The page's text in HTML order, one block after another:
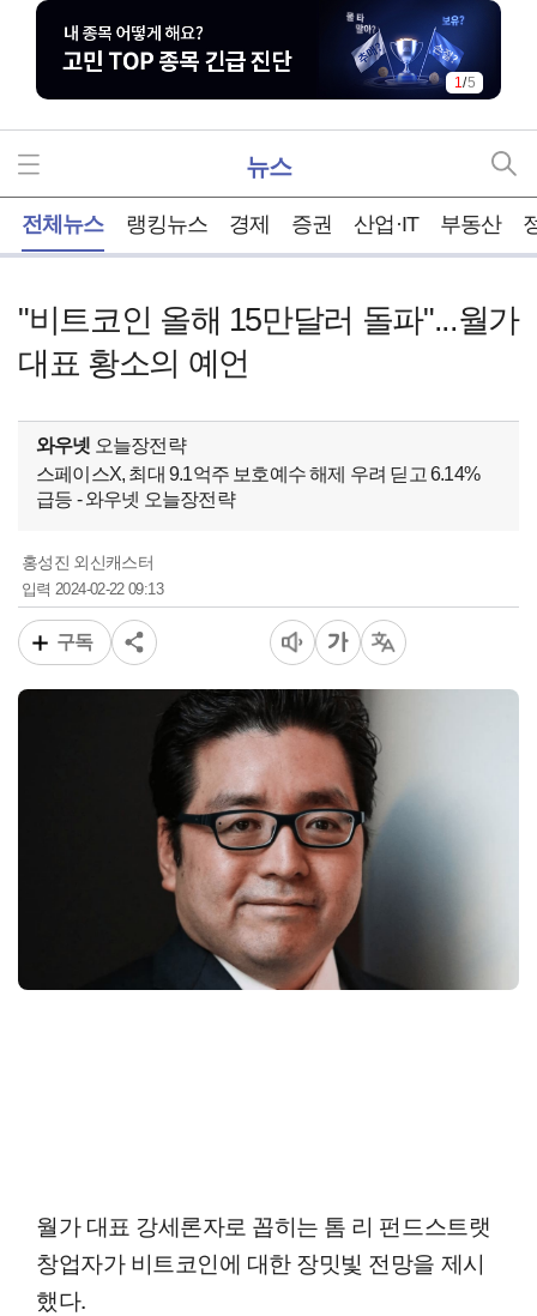
1/5
뉴스
전체뉴스 랭킹뉴스 경제 증권 산업·IT 부동산
"비트코인 올해 15만달러 돌파"...월가
대표 황소의 예언
와우넷 오늘장전략
스페이스X, 최대 9.1억주 보호예수 해제 우려 딛고 6.14%
급등 - 와우넷 오늘장전략
홍성진 외신캐스터
입력2024-02-22 09:13
구독
월가 대표 강세론자로 꼽히는 톰 리 펀드스트랫
창업자가 비트코인에 대한 장밋빛 전망을 제시
했다.